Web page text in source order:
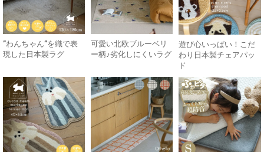
”わんちゃん”を織で表
現した日本製ラグ
可愛い北欧ブルーベリ
ー柄♪劣化しにくいラグ
遊び心いっぱい！こだ
わり日本製チェアパッ
ド